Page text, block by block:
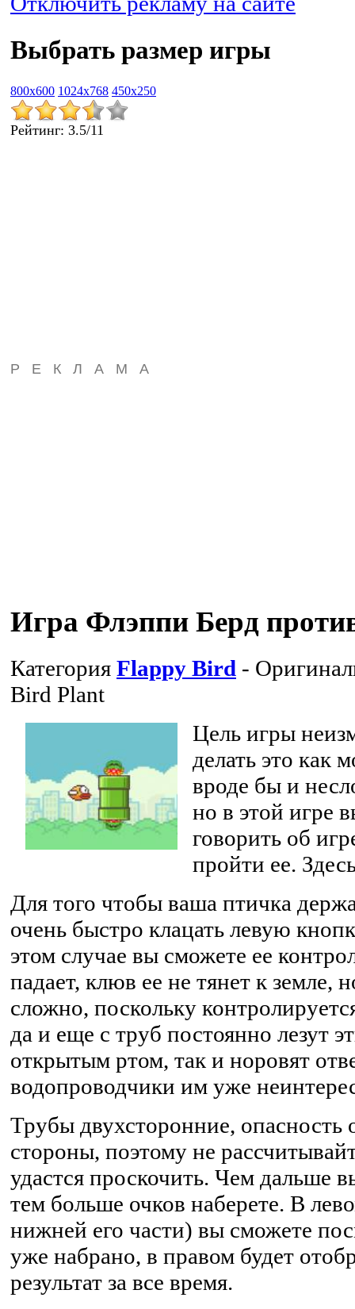
Выбрать размер игры
800x600 1024x768 450x250
Рейтинг: 3.5/11
РЕКЛАМА
Игра Флэппи Берд
Категория Flappy Bird -
Bird Plant
Цель игры
делать это как
вроде бы и
но в этой игре
говорить об
пройти ее.
Для того чтобы ваша птичка
очень быстро клацать левую
этом случае вы сможете ее
падает, клюв ее не тянет к земле,
сложно, поскольку
да и еще с труб постоянно лезут
открытым ртом, так и норовят
водопроводчики им уже
Трубы двухсторонние, опасность
стороны, поэтому не
удастся проскочить. Чем дальше
тем больше очков наберете. В
нижней его части) вы сможете
уже набрано, в правом будет
результат за все время.